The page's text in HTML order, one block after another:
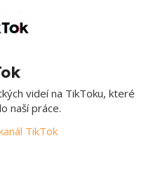
videí na TikToku, které
naší práce.
TikTok